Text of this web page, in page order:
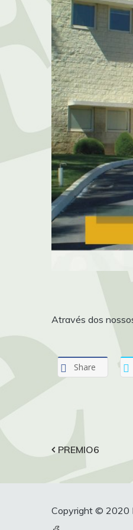
Através dos
Share
de
artigos
PREMIO6
Copyright © 2020